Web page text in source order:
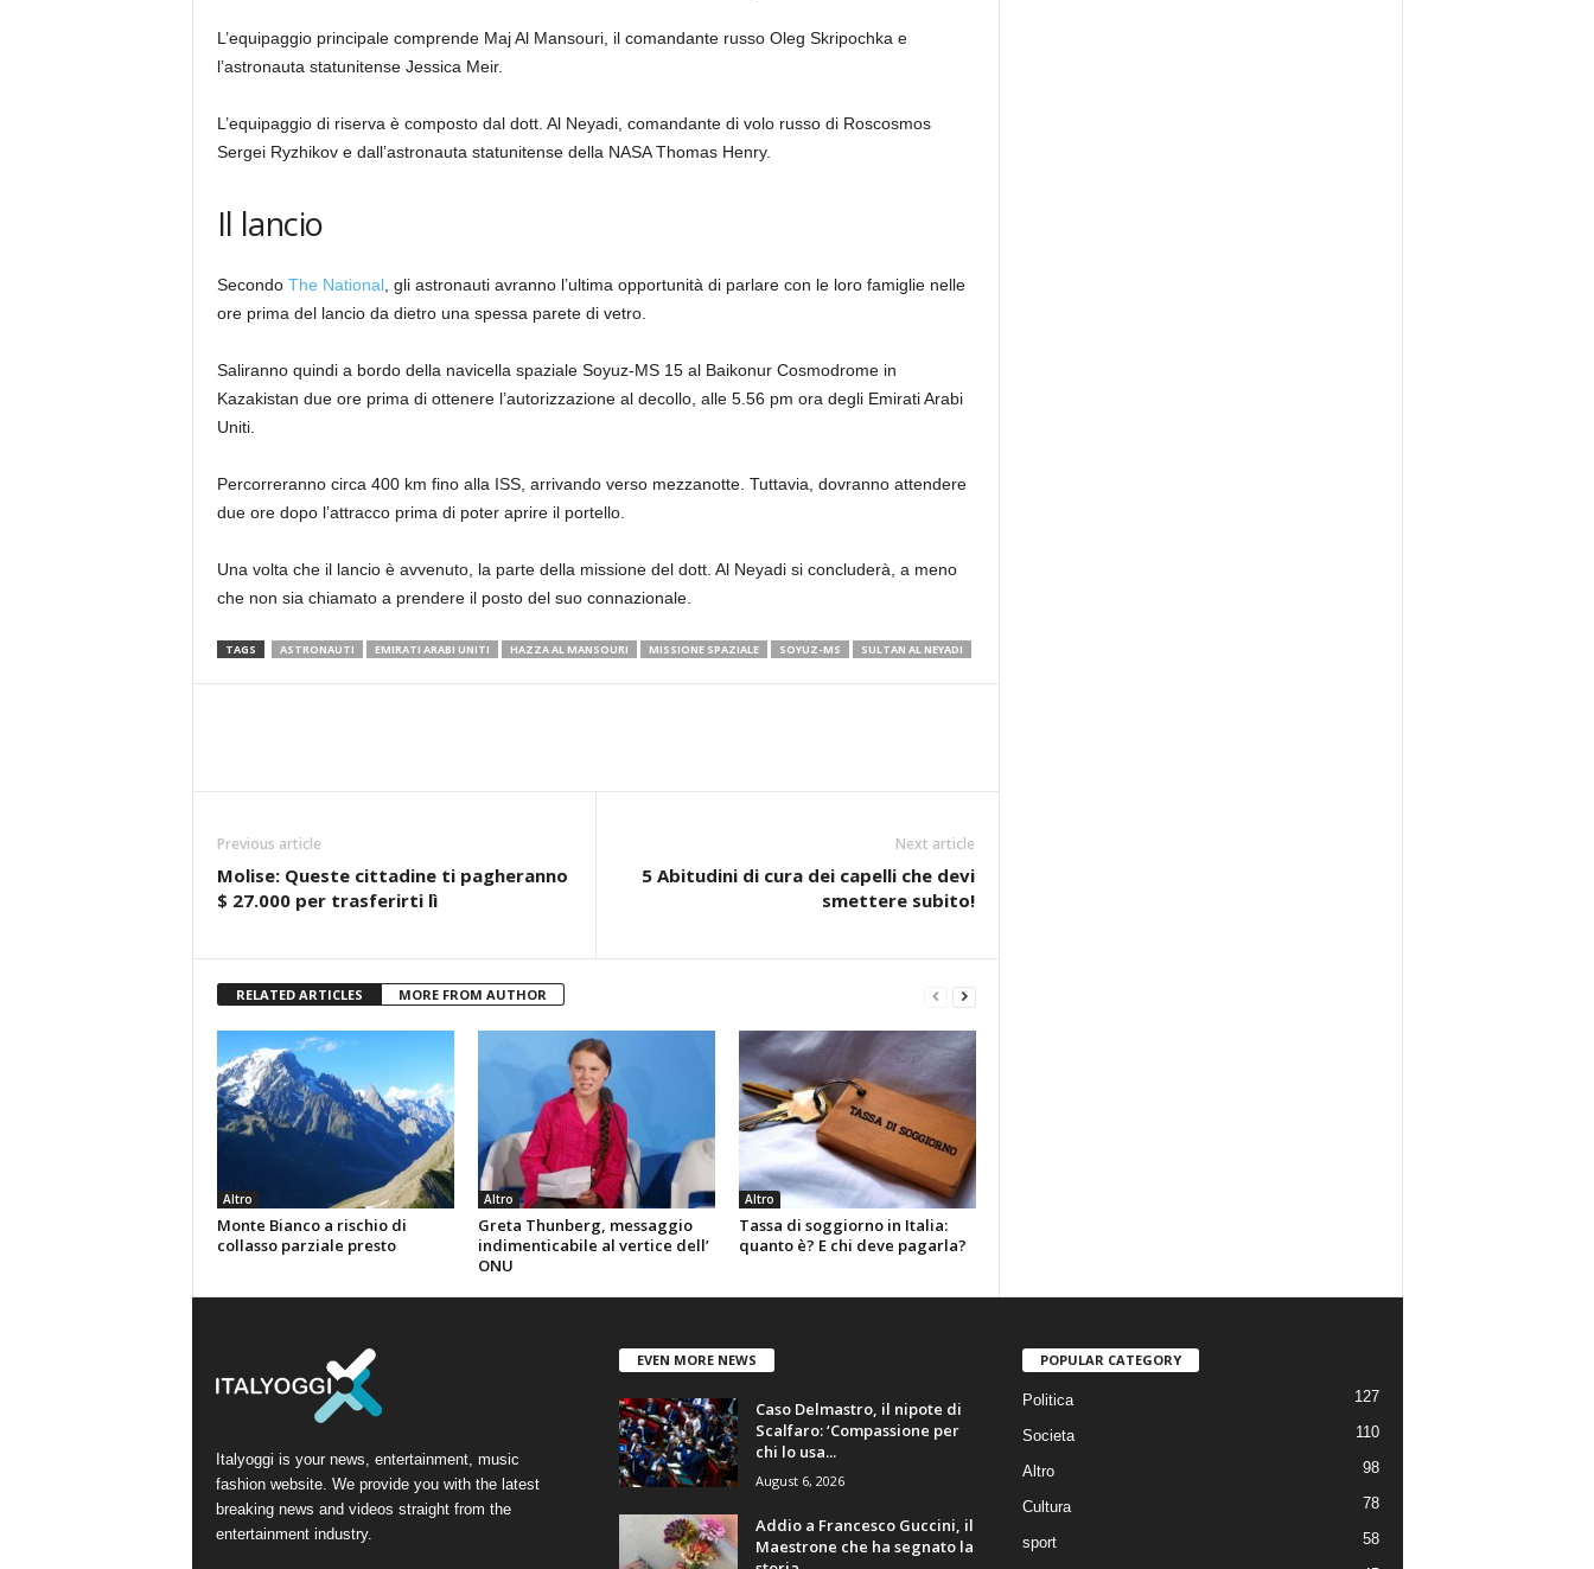
L’equipaggio principale comprende Maj Al Mansouri, il comandante russo Oleg Skripochka e
l’astronauta statunitense Jessica Meir.
L’equipaggio di riserva è composto dal dott. Al Neyadi, comandante di volo russo di Roscosmos
Sergei Ryzhikov e dall’astronauta statunitense della NASA Thomas Henry.
Il lancio
Secondo The National, gli astronauti avranno l’ultima opportunità di parlare con le loro famiglie nelle
ore prima del lancio da dietro una spessa parete di vetro.
Saliranno quindi a bordo della navicella spaziale Soyuz-MS 15 al Baikonur Cosmodrome in
Kazakistan due ore prima di ottenere l’autorizzazione al decollo, alle 5.56 pm ora degli Emirati Arabi
Uniti.
Percorreranno circa 400 km fino alla ISS, arrivando verso mezzanotte. Tuttavia, dovranno attendere
due ore dopo l’attracco prima di poter aprire il portello.
Una volta che il lancio è avvenuto, la parte della missione del dott. Al Neyadi si concluderà, a meno
che non sia chiamato a prendere il posto del suo connazionale.
TAGS ASTRONAUTI EMIRATI ARABI UNITI HAZZA AL MANSOURI MISSIONE SPAZIALE SOYUZ-MS SULTAN AL NEYADI
Previous article
Molise: Queste cittadine ti pagheranno
$ 27.000 per trasferirti lì
Next article
5 Abitudini di cura dei capelli che devi
smettere subito!
RELATED ARTICLES MORE FROM AUTHOR
Altro
Monte Bianco a rischio di
collasso parziale presto
Altro
Greta Thunberg, messaggio
indimenticabile al vertice dell’
ONU
Altro
Tassa di soggiorno in Italia:
quanto è? E chi deve pagarla?
Italyoggi is your news, entertainment, music
fashion website. We provide you with the latest
breaking news and videos straight from the
entertainment industry.
EVEN MORE NEWS
Caso Delmastro, il nipote di
Scalfaro: ‘Compassione per
chi lo usa...
August 6, 2026
Addio a Francesco Guccini, il
Maestrone che ha segnato la
POPULAR CATEGORY
Politica 127
Societa 110
Altro 98
Cultura 78
sport 58